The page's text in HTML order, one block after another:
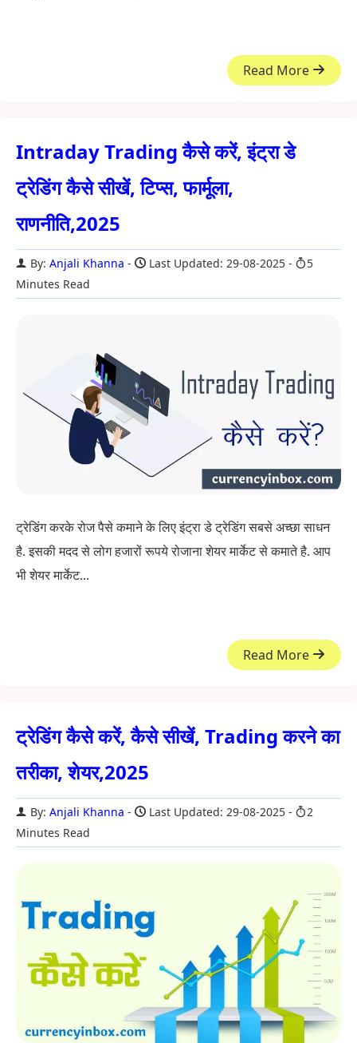
Read More
Intraday Trading कैसे करें, इंट्रा डे
ट्रेडिंग कैसे सीखें, टिप्स, फार्मूला,
राणनीति,2025
By: Anjali Khanna Last Updated: 29-08-2025
5
Minutes Read
ट्रेडिंग करके रोज पैसे कमाने के लिए इंट्रा डे ट्रेडिंग सबसे अच्छा साधन
है. इसकी मदद से लोग हजारों रूपये रोजाना शेयर मार्केट से कमाते है. आप
भी शेयर मार्केट...
Read More
ट्रेडिंग कैसे करें, कैसे सीखें, Trading करने का
तरीका, शेयर,2025
By: Anjali Khanna Last Updated: 29-08-2025
2
Minutes Read